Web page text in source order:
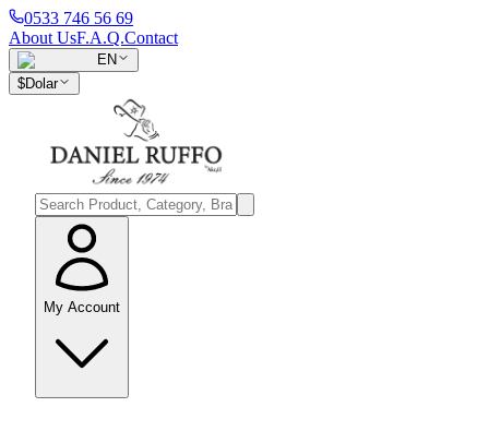
0533 746 56 69
About UsF.A.Q.Contact
EN
$Dolar
My Account